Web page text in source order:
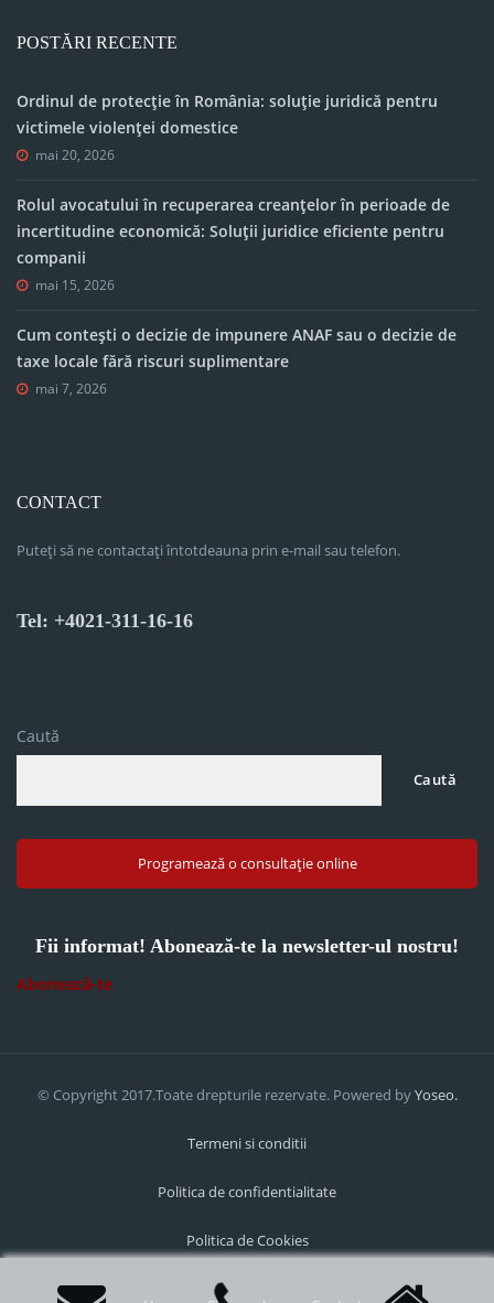
POSTĂRI RECENTE
Ordinul de protecție în România: soluție juridică pentru
victimele violenței domestice
mai 20, 2026
Rolul avocatului în recuperarea creanțelor în perioade de
incertitudine economică: Soluții juridice eficiente pentru
companii
mai 15, 2026
Cum contești o decizie de impunere ANAF sau o decizie de
taxe locale fără riscuri suplimentare
mai 7, 2026
CONTACT
Puteți să ne contactați întotdeauna prin e-mail sau telefon.
Tel: +4021-311-16-16
Caută
Caută
Programează o consultație online
Fii informat! Abonează-te la newsletter-ul nostru!
Abonează-te
© Copyright 2017.Toate drepturile rezervate. Powered byYoseo.
Termeni si conditii
Politica de confidentialitate
Politica de Cookies